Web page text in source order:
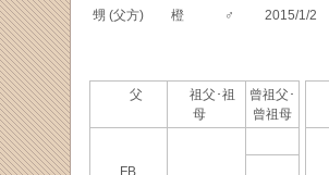
甥 (父方) 橙 ♂ 2015/1/2
父
祖父･祖
母
曾祖父･
曾祖母
FB